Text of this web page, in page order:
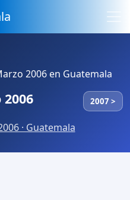
2006 en Guatemala
2007 >
· Guatemala